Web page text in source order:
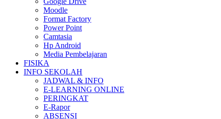
Moodle
Format Factory
Power Point
Camtasia
Hp Android
Media Pembelajaran
FISIKA
INFO SEKOLAH
JADWAL & INFO
E-LEARNING ONLINE
PERINGKAT
E-Rapor
ABSENSI